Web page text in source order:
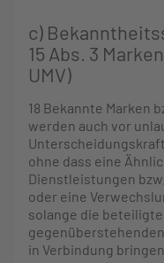
c)
15 Abs. 3
UMV)
18 Bekannte Marken
werden auch vor
ohne dass eine
Dienstleistungen
oder eine
solange die
in Verbindung bringen.